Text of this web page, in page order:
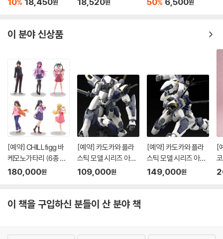
% 원 원 % 원
이 분야 신상품
[예약] CHILLfigg 바
케모노가타리 (6종 세
트)
180,000원
[예약] 카도카와 플라
스틱 모델 시리즈 아바
레스트 l 풀메탈패닉
109,000원
[예약] 카도카와 플라
스틱 모델 시리즈 아바
레스트 스페셜 세트 l 풀
149,000원
[
7
이 책을 구입하신 분들이 산 분야 책